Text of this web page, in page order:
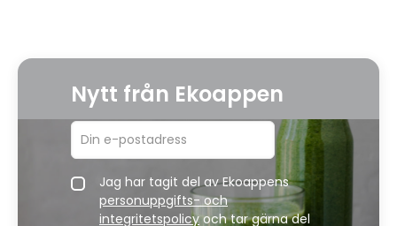
Nytt från Ekoappen
Jag har tagit del av Ekoappens
personuppgifts- och
integritetspolicyoch tar gärna del